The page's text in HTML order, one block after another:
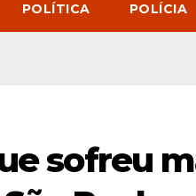
POLÍTICA POLÍCIA
sofreu